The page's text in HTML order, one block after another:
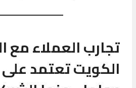
تجارب العملاء
الكويت تعتمد